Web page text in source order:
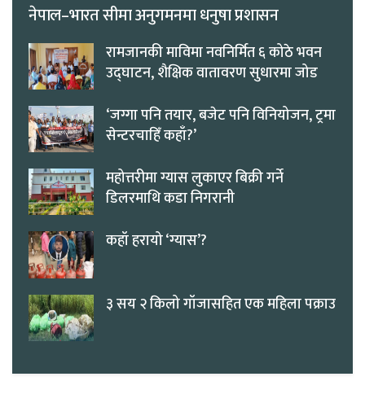
नेपाल–भारत सीमा अनुगमनमा धनुषा प्रशासन
रामजानकी माविमा नवनिर्मित ६ कोठे भवन
उद्घाटन, शैक्षिक वातावरण सुधारमा जोड
‘जग्गा पनि तयार, बजेट पनि विनियोजन, ट्रमा
सेन्टरचाहिँ कहाँ?’
महोत्तरीमा ग्यास लुकाएर बिक्री गर्ने
डिलरमाथि कडा निगरानी
कहाँ हरायो ‘ग्यास’?
३ सय २ किलो गाँजासहित एक महिला पक्राउ